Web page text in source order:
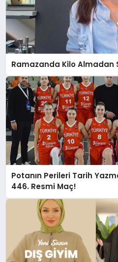
Ramazanda Kilo Almadan
Potanın Perileri Tarih
446. Resmi Maç!